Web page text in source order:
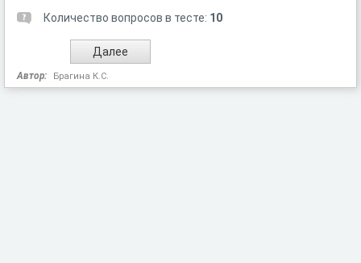
Количество вопросов в тесте: 10
Автор: Брагина К.С.